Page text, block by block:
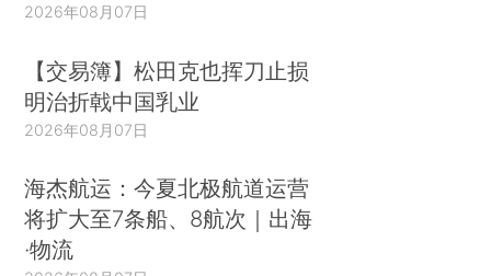
2026年08月07日
【交易簿】松田克也挥刀止损
明治折戟中国乳业
2026年08月07日
海杰航运：今夏北极航道运营
将扩大至7条船、8航次｜出海
·物流